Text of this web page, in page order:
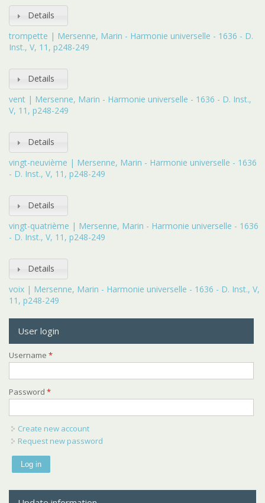
Details
trompette | Mersenne, Marin - Harmonie universelle - 1636 - D.
Inst., V, 11, p248-249
Details
vent | Mersenne, Marin - Harmonie universelle - 1636 - D. Inst.,
V, 11, p248-249
Details
vingt-neuvième | Mersenne, Marin - Harmonie universelle - 1636
- D. Inst., V, 11, p248-249
Details
vingt-quatrième | Mersenne, Marin - Harmonie universelle - 1636
- D. Inst., V, 11, p248-249
Details
voix | Mersenne, Marin - Harmonie universelle - 1636 - D. Inst., V,
11, p248-249
User login
Username *
Password *
Create new account
Request new password